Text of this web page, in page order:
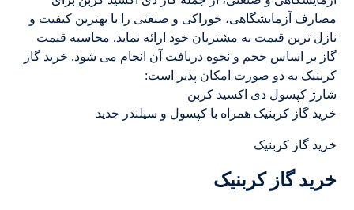
مصارف آزمایشگاهی، خوراکی و صنعتی را با بهترین کیفیت و
نازل ترین قیمت به مشتریان خود ارائه نماید. محاسبه قیمت
گاز بر اساس حجم و نحوه دریافت آن انجام می شود. خرید گاز
کربنیک به دو صورت امکان پذیر است:
شارژ کپسول دی اکسید کربن
خرید گاز کربنیک همراه با کپسول و سیلندر جدید
خرید گاز کربنیک
خرید گاز کربنیک